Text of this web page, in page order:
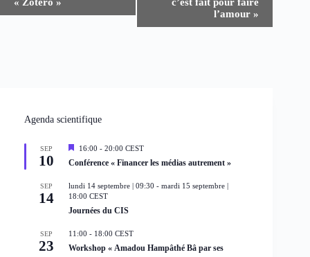
« Zotero »
c’est fait pour faire
l’amour»
Agenda scientifique
SEP
10
M
n
a
v
n
16:00 - 20:00 CEST
Conférence « Financer les médias autrement »
SEP
14
lundi 14 septembre | 09:30 - mardi 15 septembre |
18:00 CEST
Journées du CIS
SEP
23
11:00 - 18:00 CEST
Workshop « Amadou Hampâthé Bâ par ses